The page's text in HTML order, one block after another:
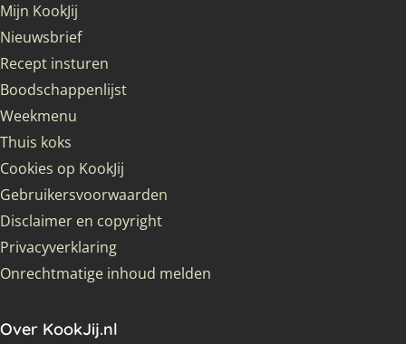
Mijn KookJij
Nieuwsbrief
Recept insturen
Boodschappenlijst
Weekmenu
Thuis koks
Cookies op KookJij
Gebruikersvoorwaarden
Disclaimer en copyright
Privacyverklaring
Onrechtmatige inhoud melden
Over KookJij.nl